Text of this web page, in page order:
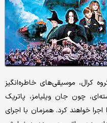
از ۱۰۰ نوازنده و گروه کرال، موسیقی‌های خاطره‌انگیز
چون جان ویلیامز، پاتریک
خواهند کرد. همزمان با اجرای